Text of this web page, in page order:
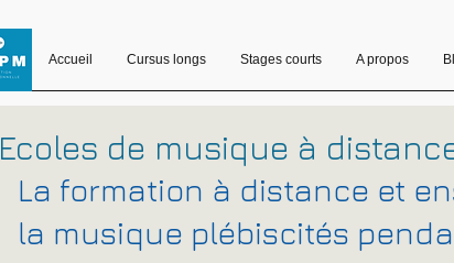
Accueil Cursus longs Stages courts A propos
Ecoles de musique à
La formation à distance et
la musique plébiscités